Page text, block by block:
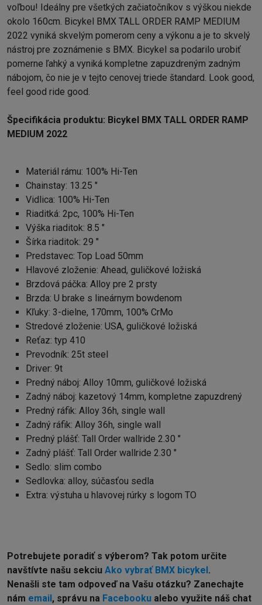
voľbou! Ideálny pre všetkých začiatočníkov s výškou niekde
okolo 160cm. Bicykel BMX TALL ORDER RAMP MEDIUM
2022 vyniká skvelým pomerom ceny a výkonu a je to skvelý
nástroj pre zoznámenie s BMX. Bicykel sa podarilo urobiť
pomerne ľahký a vyniká kompletne zapuzdreným zadným
nábojom, čo nie je v tejto cenovej triede štandard. Look good,
feel good ride good.
Špecifikácia produktu: Bicykel BMX TALL ORDER RAMP
MEDIUM 2022
Materiál rámu: 100% Hi-Ten
Chainstay: 13.25 "
Vidlica: 100% Hi-Ten
Riaditká: 2pc, 100% Hi-Ten
Výška riaditok: 8.5 "
Šírka riaditok: 29 "
Predstavec: Top Load 50mm
Hlavové zloženie: Ahead, guličkové ložiská
Brzdová páčka: Alloy pre 2 prsty
Brzda: U brake s lineárnym bowdenom
Kľuky: 3-dielne, 170mm, 100% CrMo
Stredové zloženie: USA, guličkové ložiská
Reťaz: typ 410
Prevodník: 25t steel
Driver: 9t
Predný náboj: Alloy 10mm, guličkové ložiská
Zadný náboj: kazetový 14mm, kompletne zapuzdrený
Predný ráfik: Alloy 36h, single wall
Zadný ráfik: Alloy 36h, single wall
Predný plášť: Tall Order wallride 2.30 "
Zadný plášť: Tall Order wallride 2.30 "
Sedlo: slim combo
Sedlovka: alloy, súčasťou sedla
Extra: výstuha u hlavovej rúrky s logom TO
Potrebujete poradiť s výberom? Tak potom určite
navštívte našu sekciu Ako vybrať BMX bicykel .
Nenašli ste tam odpoveď na Vašu otázku? Zanechajte
nám email , správu na Facebooku alebo využite náš chat